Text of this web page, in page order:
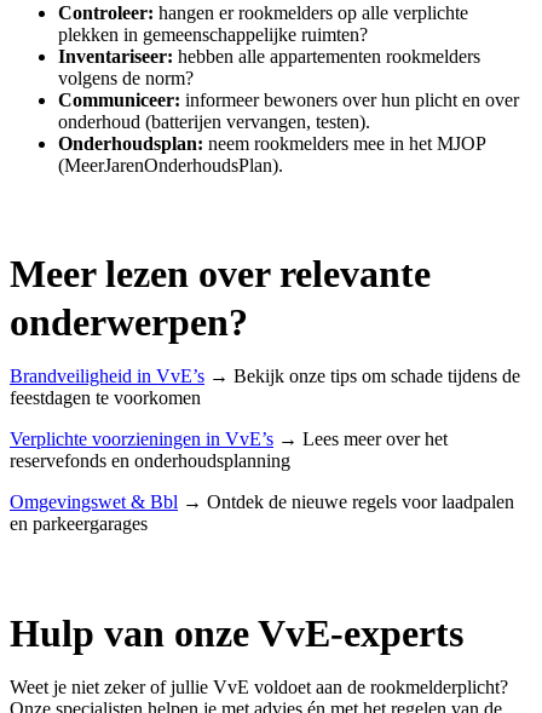
Controleer: hangen er rookmelders op alle verplichte
plekken in gemeenschappelijke ruimten?
Inventariseer: hebben alle appartementen rookmelders
volgens de norm?
Communiceer: informeer bewoners over hun plicht en over
onderhoud (batterijen vervangen, testen).
Onderhoudsplan: neem rookmelders mee in het MJOP
(MeerJarenOnderhoudsPlan).
Meer lezen over relevante
onderwerpen?
Brandveiligheid in VvE’s → Bekijk onze tips om schade tijdens de
feestdagen te voorkomen
Verplichte voorzieningen in VvE’s → Lees meer over het
reservefonds en onderhoudsplanning
Omgevingswet & Bbl → Ontdek de nieuwe regels voor laadpalen
en parkeergarages
Hulp van onze VvE-experts
Weet je niet zeker of jullie VvE voldoet aan de rookmelderplicht?
Onze specialisten helpen je met advies én met het regelen van de